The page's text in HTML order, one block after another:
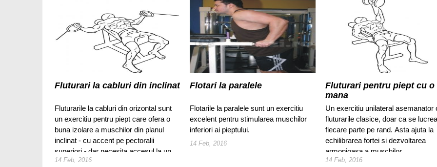
Fluturari la cabluri din inclinat
Fluturarile la cabluri din orizontal sunt
un exercitiu pentru piept care ofera o
buna izolare a muschilor din planul
inclinat - cu accent pe pectoralii
superiori - dar necesita accesul la un
aparat cu scripeti.
14 Feb, 2016
Flotari la paralele
Flotarile la paralele sunt un exercitiu
excelent pentru stimularea muschilor
inferiori ai pieptului.
14 Feb, 2016
Fluturari pentru piept cu o
mana
Un exercitiu unilateral asemanator
fluturarile clasice, doar ca se
fiecare parte pe rand. Asta ajuta la
echilibrarea fortei si dezvoltarea
armonioasa a muschilor.
14 Feb, 2016